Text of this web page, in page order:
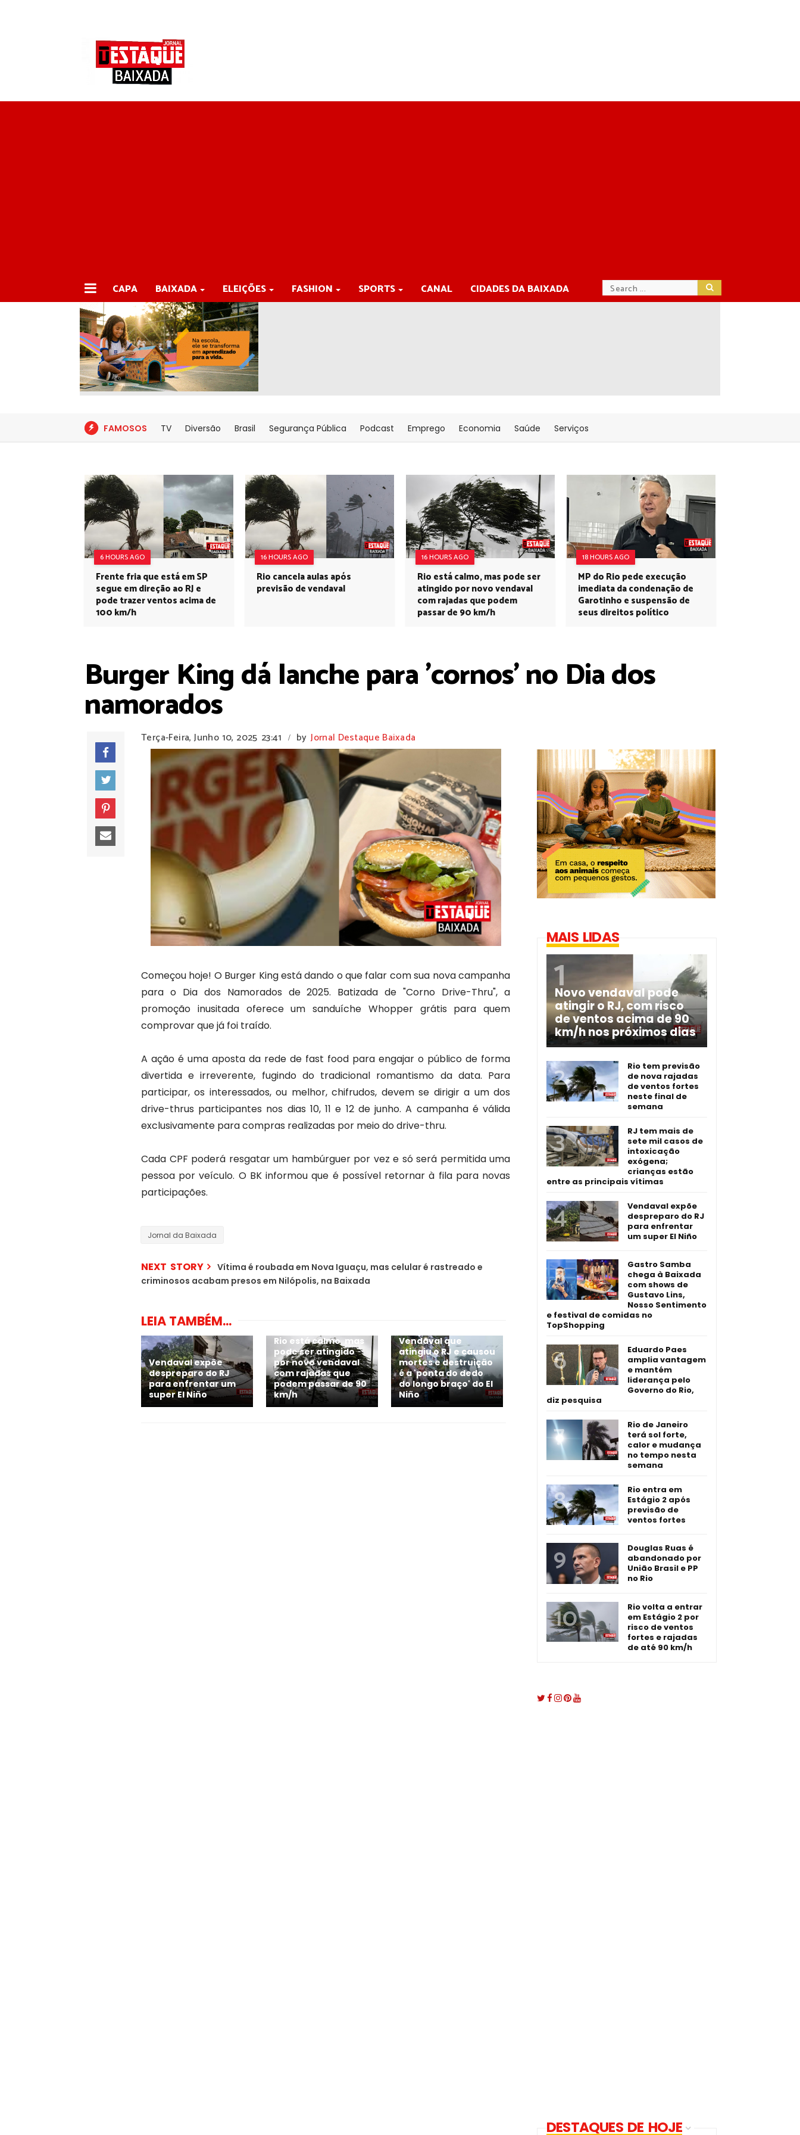
CAPA BAIXADA ELEIÇÕES FASHION SPORTS CANAL CIDADES DA BAIXADA
FAMOSOS TV Diversão Brasil Segurança Pública Podcast Emprego Economia Saúde Serviços
6 HOURS AGO
Frente fria que está em SP
segue em direção ao RJ e
pode trazer ventos acima de
100 km/h
16 HOURS AGO
Rio cancela aulas após
previsão de vendaval
16 HOURS AGO
Rio está calmo, mas pode ser
atingido por novo vendaval
com rajadas que podem
passar de 90 km/h
18 HOURS AGO
MP do Rio pede execução
imediata da condenação de
Garotinho e suspensão de
seus direitos político
Burger King dá lanche para 'cornos' no Dia dos
namorados
Terça-Feira, Junho 10, 2025 23:41 / by Jornal Destaque Baixada
Começou hoje! O Burger King está dando o que falar com sua nova campanha
para o Dia dos Namorados de 2025. Batizada de "Corno Drive-Thru", a
promoção inusitada oferece um sanduíche Whopper grátis para quem
comprovar que já foi traído.
A ação é uma aposta da rede de fast food para engajar o público de forma
divertida e irreverente, fugindo do tradicional romantismo da data. Para
participar, os interessados, ou melhor, chifrudos, devem se dirigir a um dos
drive-thrus participantes nos dias 10, 11 e 12 de junho. A campanha é válida
exclusivamente para compras realizadas por meio do drive-thru.
Cada CPF poderá resgatar um hambúrguer por vez e só será permitida uma
pessoa por veículo. O BK informou que é possível retornar à fila para novas
participações.
Jornal da Baixada
NEXT STORY
Vítima é roubada em Nova Iguaçu, mas celular é rastreado e
criminosos acabam presos em Nilópolis, na Baixada
LEIA TAMBÉM...
Vendaval expõe
despreparo do RJ
para enfrentar um
super El Niño
Rio está calmo, mas
pode ser atingido
por novo vendaval
com rajadas que
podem passar de 90
km/h
Vendaval que
atingiu o RJ e causou
mortes e destruição
é a 'ponta do dedo
do longo braço' do El
Niño
MAIS LIDAS
Novo vendaval pode
atingir o RJ, com risco
de ventos acima de 90
km/h nos próximos dias
Rio tem previsão
de nova rajadas
de ventos fortes
neste final de
semana
RJ tem mais de
sete mil casos de
intoxicação
exógena;
crianças estão
entre as principais vítimas
Vendaval expõe
despreparo do RJ
para enfrentar
um super El Niño
Gastro Samba
chega à Baixada
com shows de
Gustavo Lins,
Nosso Sentimento
e festival de comidas no
TopShopping
Eduardo Paes
amplia vantagem
e mantém
liderança pelo
Governo do Rio,
diz pesquisa
Rio de Janeiro
terá sol forte,
calor e mudança
no tempo nesta
semana
Rio entra em
Estágio 2 após
previsão de
ventos fortes
Douglas Ruas é
abandonado por
União Brasil e PP
no Rio
Rio volta a entrar
em Estágio 2 por
risco de ventos
fortes e rajadas
de até 90 km/h
DESTAQUES DE HOJE